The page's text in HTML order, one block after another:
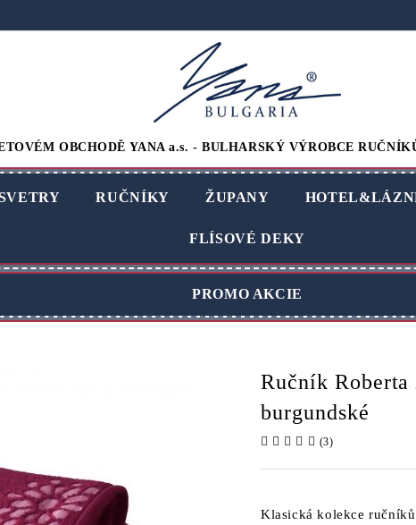
OBCHODĚ YANA a.s. - BULHARSKÝ VÝROBCE
RUČNÍKY ŽUPANY
FLÍSOVÉ DEKY
PROMO AKCIE
Ručník
burgundské
(3)
Klasická kolekce